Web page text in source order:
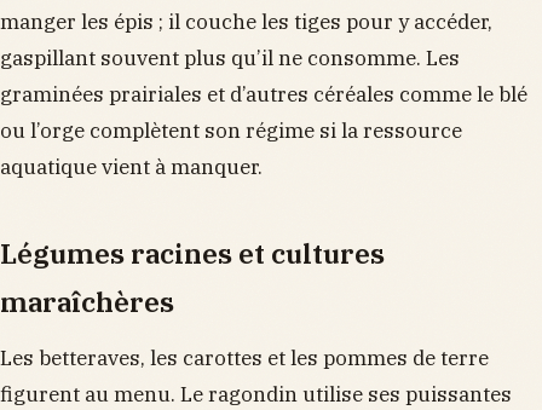
manger les épis ; il couche les tiges pour y accéder,
gaspillant souvent plus qu’il ne consomme. Les
graminées prairiales et d’autres céréales comme le blé
ou l’orge complètent son régime si la ressource
aquatique vient à manquer.
Légumes racines et cultures
maraîchères
Les betteraves, les carottes et les pommes de terre
figurent au menu. Le ragondin utilise ses puissantes